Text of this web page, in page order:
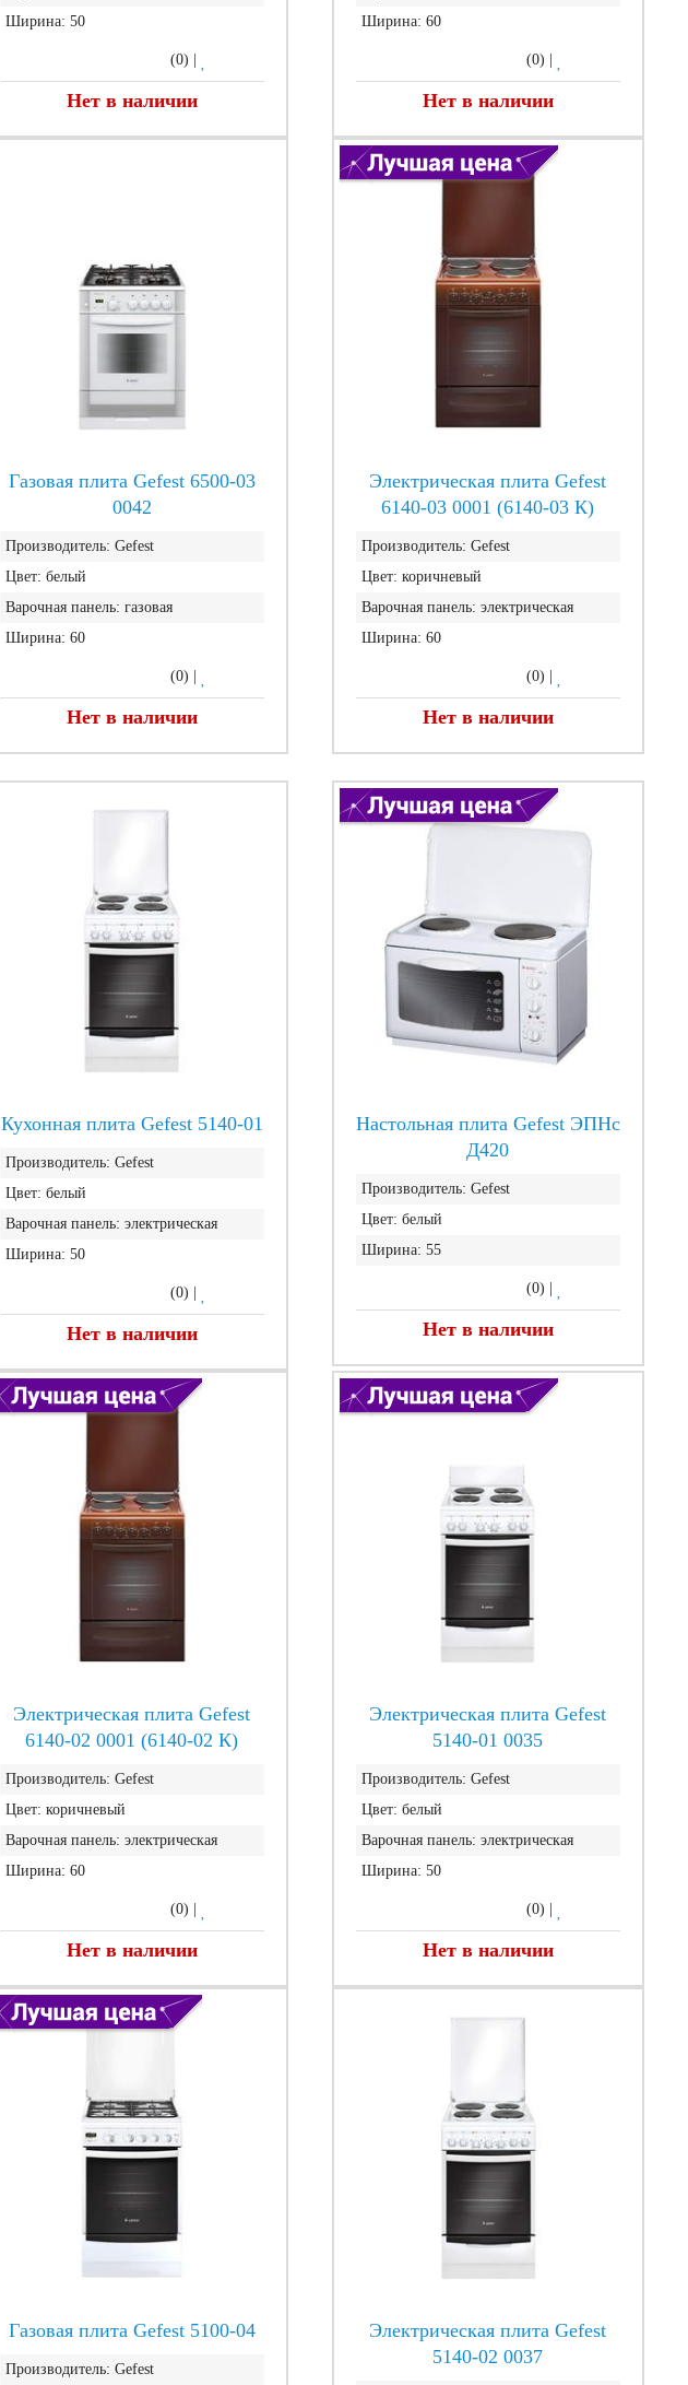
Ширина: 50
(0)
Нет в наличии
Ширина: 60
(0)
Нет в наличии
Газовая плита Gefest 6500-03
0042
Производитель: Gefest
Цвет: белый
Варочная панель: газовая
Ширина: 60
(0)
Нет в наличии
Электрическая плита Gefest
6140-03 0001 (6140-03 К)
Производитель: Gefest
Цвет: коричневый
Варочная панель: электрическая
Ширина: 60
(0)
Нет в наличии
Кухонная плита Gefest 5140-01
Производитель: Gefest
Цвет: белый
Варочная панель: электрическая
Ширина: 50
(0)
Нет в наличии
Настольная плита Gefest ЭПНс
Д420
Производитель: Gefest
Цвет: белый
Ширина: 55
(0)
Нет в наличии
Электрическая плита Gefest
6140-02 0001 (6140-02 К)
Производитель: Gefest
Цвет: коричневый
Варочная панель: электрическая
Ширина: 60
(0)
Нет в наличии
Электрическая плита Gefest
5140-01 0035
Производитель: Gefest
Цвет: белый
Варочная панель: электрическая
Ширина: 50
(0)
Нет в наличии
Газовая плита Gefest 5100-04
Производитель: Gefest
Электрическая плита Gefest
5140-02 0037